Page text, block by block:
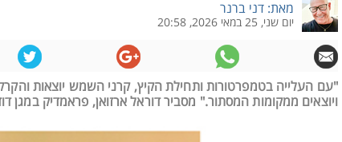
מאת: דני ברנר
יום שני, 25 במאי 2026, 20:58
"עם העלייה בטמפרטורות ותחילת הקיץ, קרני השמש יוצאות
ויוצאים ממקומות המסתור." מסביר דוראל ארזואן, פראמדיק במגן